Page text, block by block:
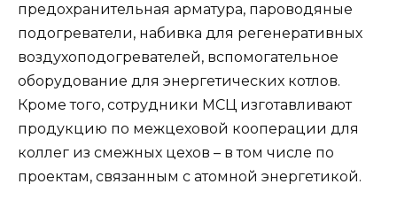
предохранительная арматура, пароводяные
подогреватели, набивка для регенеративных
воздухоподогревателей, вспомогательное
оборудование для энергетических котлов.
Кроме того, сотрудники МСЦ изготавливают
продукцию по межцеховой кооперации для
коллег из смежных цехов – в том числе по
проектам, связанным с атомной энергетикой.